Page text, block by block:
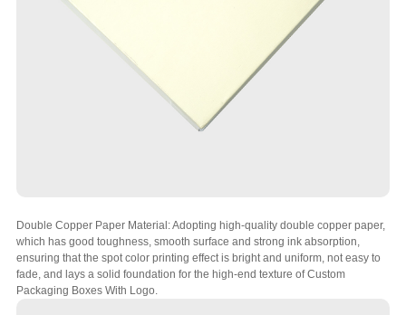
Double Copper Paper Material:Adopting high-quality double copper paper,
which has good toughness, smooth surface and strong ink absorption
ensuring that the spot color printing effect is bright and uniform, not easy to
fade and lays a solid foundation for the high-end texture of Custom
Packaging Boxes With Logo